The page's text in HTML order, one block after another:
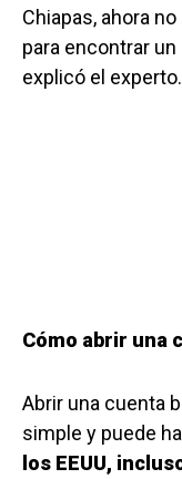
Chiapas, ahora
para encontrar
explicó el experto.
Cómo abrir una
Abrir una cuenta
simple y puede
los EEUU,